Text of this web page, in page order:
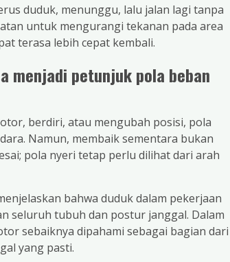
duduk, menunggu, lalu jalan lagi tanpa
untuk mengurangi tekanan pada area
terasa lebih cepat kembali.
menjadi petunjuk pola beban
berdiri, atau mengubah posisi, pola
Namun, membaik sementara bukan
pola nyeri tetap perlu dilihat dari arah
bahwa duduk dalam pekerjaan
seluruh tubuh dan postur janggal. Dalam
sebaiknya dipahami sebagai bagian dari
yang pasti.